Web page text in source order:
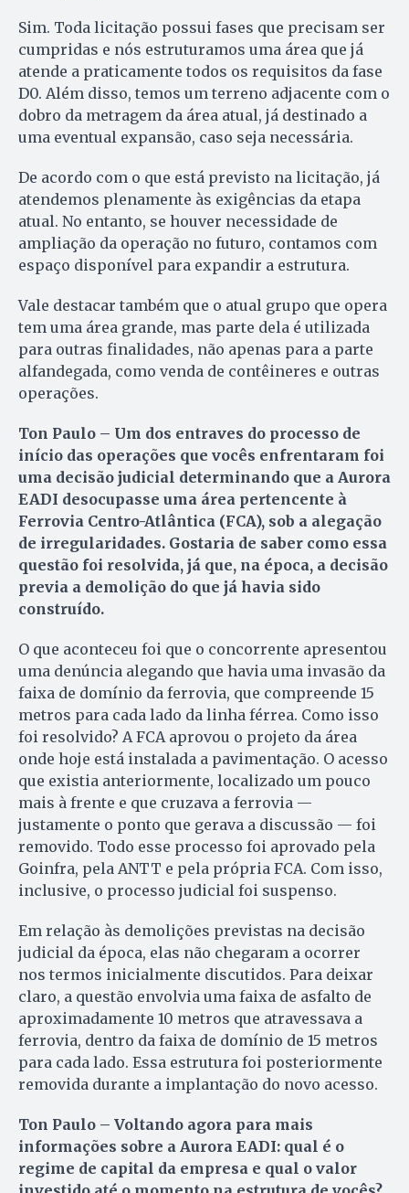
Sim. Toda licitação possui fases que precisam ser
cumpridas e nós estruturamos uma área que já
atende a praticamente todos os requisitos da fase
D0. Além disso, temos um terreno adjacente com o
dobro da metragem da área atual, já destinado a
uma eventual expansão, caso seja necessária.
De acordo com o que está previsto na licitação, já
atendemos plenamente às exigências da etapa
atual. No entanto, se houver necessidade de
ampliação da operação no futuro, contamos com
espaço disponível para expandir a estrutura.
Vale destacar também que o atual grupo que opera
tem uma área grande, mas parte dela é utilizada
para outras finalidades, não apenas para a parte
alfandegada, como venda de contêineres e outras
operações.
Ton Paulo – Um dos entraves do processo de
início das operações que vocês enfrentaram foi
uma decisão judicial determinando que a Aurora
EADI desocupasse uma área pertencente à
Ferrovia Centro-Atlântica (FCA), sob a alegação
de irregularidades. Gostaria de saber como essa
questão foi resolvida, já que, na época, a decisão
previa a demolição do que já havia sido
construído.
O que aconteceu foi que o concorrente apresentou
uma denúncia alegando que havia uma invasão da
faixa de domínio da ferrovia, que compreende 15
metros para cada lado da linha férrea. Como isso
foi resolvido? A FCA aprovou o projeto da área
onde hoje está instalada a pavimentação. O acesso
que existia anteriormente, localizado um pouco
mais à frente e que cruzava a ferrovia —
justamente o ponto que gerava a discussão — foi
removido. Todo esse processo foi aprovado pela
Goinfra, pela ANTT e pela própria FCA. Com isso,
inclusive, o processo judicial foi suspenso.
Em relação às demolições previstas na decisão
judicial da época, elas não chegaram a ocorrer
nos termos inicialmente discutidos. Para deixar
claro, a questão envolvia uma faixa de asfalto de
aproximadamente 10 metros que atravessava a
ferrovia, dentro da faixa de domínio de 15 metros
para cada lado. Essa estrutura foi posteriormente
removida durante a implantação do novo acesso.
Ton Paulo – Voltando agora para mais
informações sobre a Aurora EADI: qual é o
regime de capital da empresa e qual o valor